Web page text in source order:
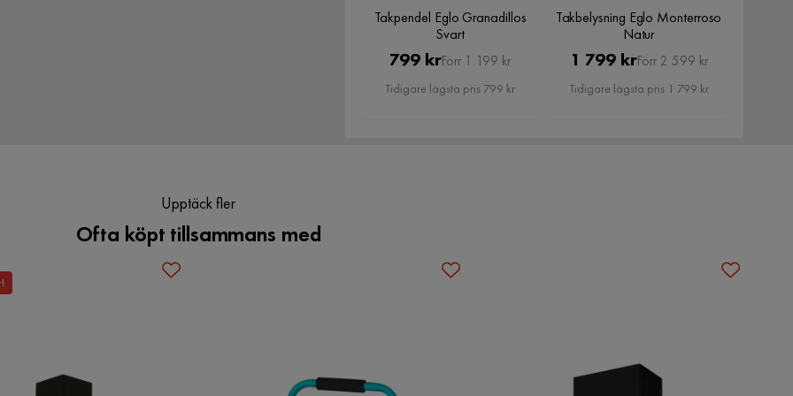
Takpendel Eglo Granadillos
Svart
Pris
799 kr Original
Pris
Förr 1 199 kr
Tidigare lägsta pris 799 kr
Takbelysning Eglo Monterroso
Natur
Pris
1 799 krOriginal
Pris
Förr 2 599 kr
Tidigare lägsta pris 1 799 kr
Upptäck fler
Ofta köpt tillsammans med